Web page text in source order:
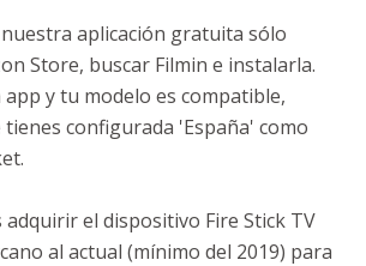
aplicación gratuita sólo
Store, buscar Filmin e instalarla.
app y tu modelo es compatible,
configurada 'España' como
adquirir el dispositivo Fire Stick TV
al actual (mínimo del 2019) para